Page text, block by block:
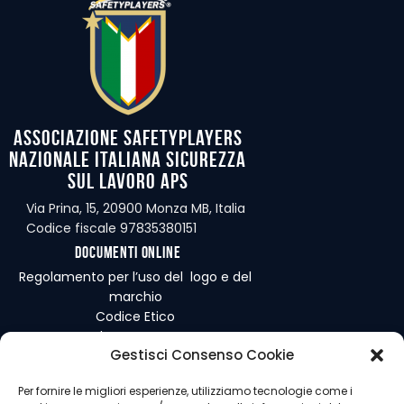
Gestisci Consenso Cookie
Per fornire le migliori esperienze, utilizziamo tecnologie come i
Associazione Safetyplayers
Nazionale Italiana Sicurezza
sul Lavoro APS
Via Prina, 15, 20900 Monza MB, Italia
Codice fiscale 97835380151
Documenti online
Regolamento per l’uso del logo e del
marchio
Codice Etico
Regolamento Interno